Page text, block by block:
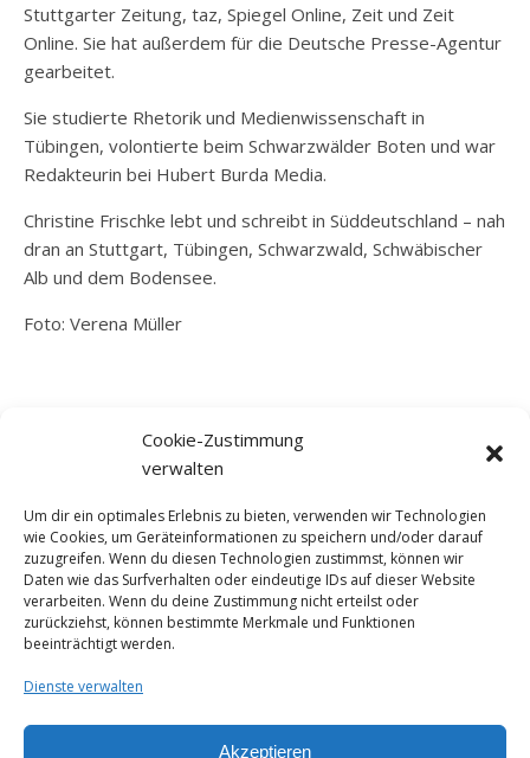
Cookie-Zustimmung
verwalten
Um dir ein optimales Erlebnis zu bieten, verwenden wir Technologien
wie Cookies, um Geräteinformationen zu speichern und/oder darauf
zuzugreifen. Wenn du diesen Technologien zustimmst, können wir
Daten wie das Surfverhalten oder eindeutige IDs auf dieser Website
verarbeiten. Wenn du deine Zustimmung nicht erteilst oder
zurückziehst, können bestimmte Merkmale und Funktionen
beeinträchtigt werden.
Dienste verwalten
Akzeptieren
Stuttgarter Zeitung, taz, Spiegel Online, Zeit und Zeit
Online. Sie hat außerdem für die Deutsche Presse-Agentur
gearbeitet.
Sie studierte Rhetorik und Medienwissenschaft in
Tübingen, volontierte beim Schwarzwälder Boten und war
Redakteurin bei Hubert Burda Media.
Christine Frischke lebt und schreibt in Süddeutschland – nah
dran an Stuttgart, Tübingen, Schwarzwald, Schwäbischer
Alb und dem Bodensee.
Foto: Verena Müller
mail@christine-frischke.de
MEHR VON MIR
Profil bei Torial
Profil bei Freischreiber